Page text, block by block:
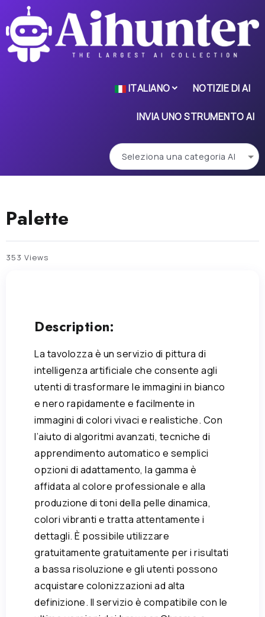
ITALIANO NOTIZIE DI AI
INVIA UNO STRUMENTO AI
Palette
353 Views
Description:
La tavolozza è un servizio di pittura di
intelligenza artificiale che consente agli
utenti di trasformare le immagini in bianco
e nero rapidamente e facilmente in
immagini di colori vivaci e realistiche. Con
l’aiuto di algoritmi avanzati, tecniche di
apprendimento automatico e semplici
opzioni di adattamento, la gamma è
affidata al colore professionale e alla
produzione di toni della pelle dinamica,
colori vibranti e tratta attentamente i
dettagli. È possibile utilizzare
gratuitamente gratuitamente per i risultati
a bassa risoluzione e gli utenti possono
acquistare colonizzazioni ad alta
definizione. Il servizio è compatibile con le